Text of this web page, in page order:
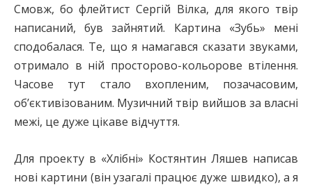
Смовж, бо флейтист Сергій Вілка, для якого твір
написаний, був зайнятий. Картина «Зубь» мені
сподобалася. Те, що я намагався сказати звуками,
отримало в ній просторово-кольорове втілення.
Часове тут стало вхопленим, позачасовим,
об’єктивізованим. Музичний твір вийшов за власні
межі, це дуже цікаве відчуття.
Для проекту в «Хлібні» Костянтин Ляшев написав
нові картини (він узагалі працює дуже швидко), а я